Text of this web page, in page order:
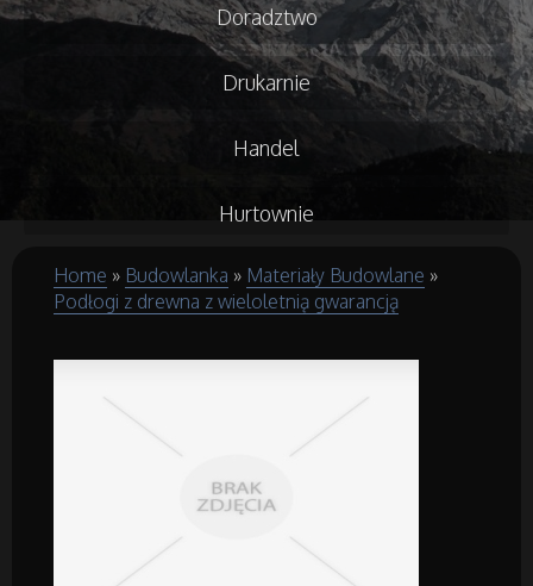
Doradztwo
Drukarnie
Handel
Hurtownie
Kredyty, Leasing
Budowlanka
Home » Budowlanka » Materiały Budowlane »
Podłogi z drewna z wieloletnią gwarancją